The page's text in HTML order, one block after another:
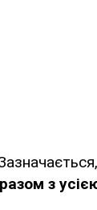
з